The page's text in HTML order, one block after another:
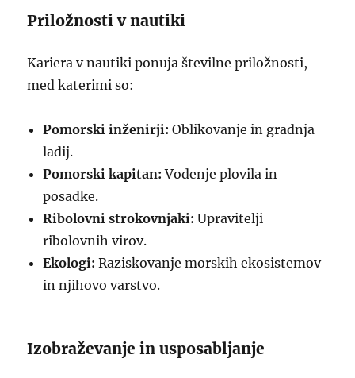
Priložnosti v nautiki
Kariera v nautiki ponuja številne priložnosti,
med katerimi so:
Pomorski inženirji: Oblikovanje in gradnja
ladij.
Pomorski kapitan: Vodenje plovila in
posadke.
Ribolovni strokovnjaki: Upravitelji
ribolovnih virov.
Ekologi: Raziskovanje morskih ekosistemov
in njihovo varstvo.
Izobraževanje in usposabljanje